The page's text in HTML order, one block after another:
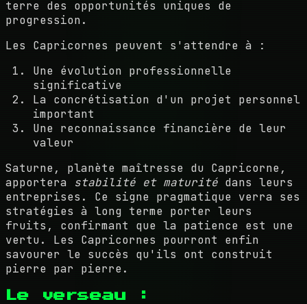
terre des opportunités uniques de
progression.
Les Capricornes peuvent s'attendre à :
Une évolution professionnelle
significative
La concrétisation d'un projet personnel
important
Une reconnaissance financière de leur
valeur
Saturne, planète maîtresse du Capricorne,
apportera stabilité et maturité dans leurs
entreprises. Ce signe pragmatique verra ses
stratégies à long terme porter leurs
fruits, confirmant que la patience est une
vertu. Les Capricornes pourront enfin
savourer le succès qu'ils ont construit
pierre par pierre.
Le verseau :